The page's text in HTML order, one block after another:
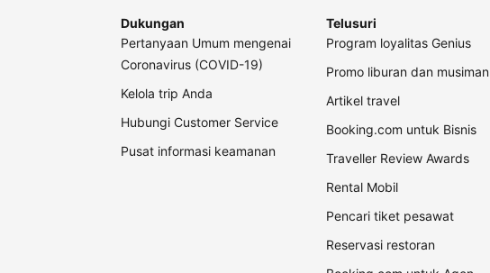
Dukungan
Pertanyaan Umum mengenai
Coronavirus (COVID-19)
Kelola trip Anda
Hubungi Customer Service
Pusat informasi keamanan
Telusuri
Program loyalitas Genius
Promo liburan dan musiman
Artikel travel
Booking.com untuk Bisnis
Traveller Review Awards
Rental Mobil
Pencari tiket pesawat
Reservasi restoran